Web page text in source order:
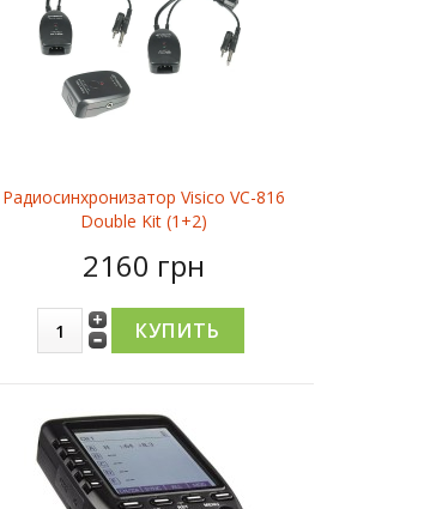
Радиосинхронизатор Visico VC-816
Double Kit (1+2)
2160 грн